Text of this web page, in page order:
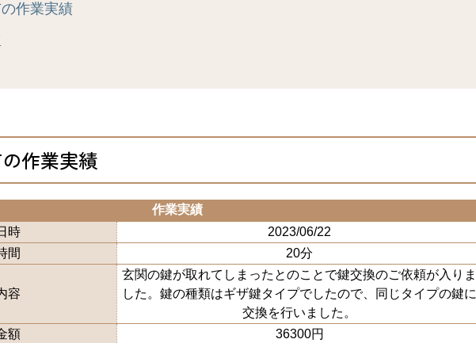
作業実績
作業実績
作業実績
時
2023/06/22
間
20分
容
玄関の鍵が取れてしまったとのことで鍵交換のご依頼が入りま
した。鍵の種類はギザ鍵タイプでしたので、同じタイプの鍵に
交換を行いました。
額
36300円